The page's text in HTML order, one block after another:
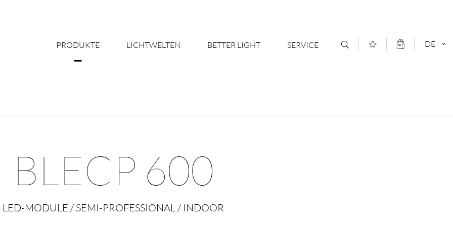
PRODUKTE LICHTWELTEN BETTER LIGHT
Licht nach Maß - Ihr Mehrwert
SERVICE DE
BLECP 600
LED-MODULE / SEMI-PROFESSIONAL / INDOOR